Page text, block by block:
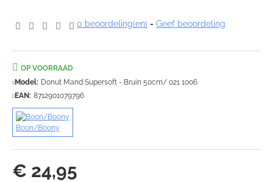
0 beoordeling(en) - Geef beoordeling
€ 24,95
OP VOORRAAD
Model: Donut Mand Supersoft - Bruin 50cm/ 021 1006
EAN: 8712901079796
Boon/Boony